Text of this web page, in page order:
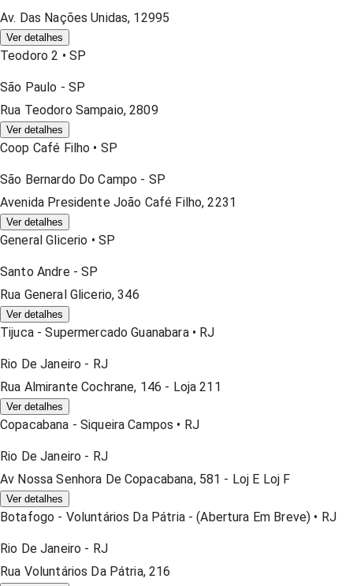
Av. Das Nações Unidas, 12995
Ver detalhes
Teodoro 2 • SP
São Paulo - SP
Rua Teodoro Sampaio, 2809
Ver detalhes
Coop Café Filho • SP
São Bernardo Do Campo - SP
Avenida Presidente João Café Filho, 2231
Ver detalhes
General Glicerio • SP
Santo Andre-SP
Rua General Glicerio, 346
Ver detalhes
Tijuca - Supermercado Guanabara• RJ
Rio De Janeiro - RJ
Rua Almirante Cochrane, 146 - Loja 211
Ver detalhes
Copacabana - Siqueira Campos • RJ
Rio De Janeiro - RJ
Av Nossa Senhora De Copacabana, 581 - Loj E Loj F
Ver detalhes
Botafogo - Voluntários Da Pátria - (abertura Em Breve) • RJ
Rio De Janeiro - RJ
Rua Voluntários Da Pátria, 216